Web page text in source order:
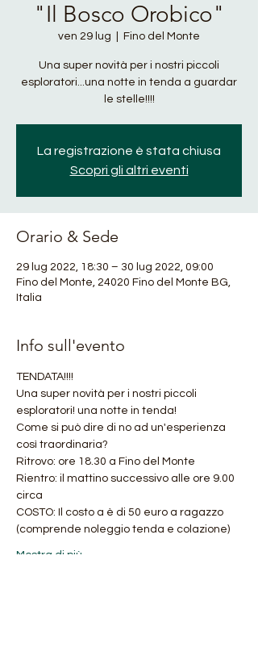
"Il Bosco Orobico"
ven 29 lug Fino del Monte
Una super novità per i nostri piccoli
esploratori...una notte in tenda a guardar
le stelle!!!!
La registrazione è stata chiusa
Scopri gli altri eventi
Orario & Sede
29 lug 2022, 18:30 – 30 lug 2022, 09:00
Fino del Monte, 24020 Fino del Monte BG,
Italia
Info sull'evento
TENDATA!!!!
Una super novità per i nostri piccoli
esploratori! una notte in tenda!
Come si può dire di no ad un'esperienza
così traordinaria?
Ritrovo: ore 18.30 a Fino del Monte
Rientro: il mattino successivo alle ore 9.00
circa
COSTO: Il costo a è di 50 euro a ragazzo
(comprende noleggio tenda e colazione)
Mostra di più